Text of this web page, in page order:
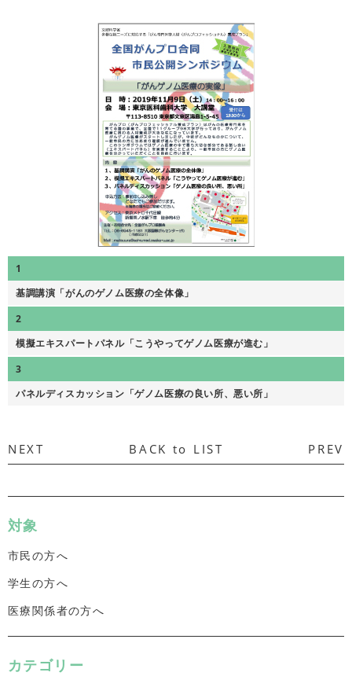
1
基調講演「がんのゲノム医療の全体像」
2
模擬エキスパートパネル「こうやってゲノム医療が進む」
3
パネルディスカッション「ゲノム医療の良い所、悪い所」
NEXT BACK to LIST PREV
対象
市民の方へ
学生の方へ
医療関係者の方へ
カテゴリー